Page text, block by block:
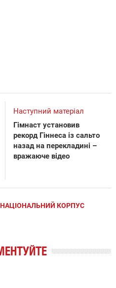
Наступний матеріал
Гімнаст установив
рекорд Гіннеса із сальто
назад на перекладині –
вражаюче відео
НАЦІОНАЛЬНИЙ КОРПУС